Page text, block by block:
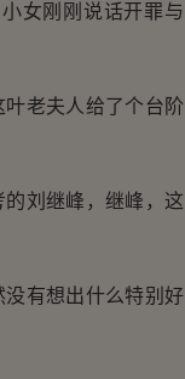
女刚刚说话开罪与
老夫人给了个台阶
刘继峰，继峰，这
有想出什么特别好